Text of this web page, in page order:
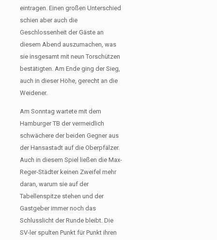
eintragen. Einen großen Unterschied
schien aber auch die
Geschlossenheit der Gäste an
diesem Abend auszumachen, was
sie insgesamt mit neun Torschützen
bestätigten. Am Ende ging der Sieg,
auch in dieser Höhe, gerecht an die
Weidener.
Am Sonntag wartete mit dem
Hamburger TB der vermeidlich
schwächere der beiden Gegner aus
der Hansastadt auf die Oberpfälzer.
Auch in diesem Spiel ließen die Max-
Reger-Städter keinen Zweifel mehr
daran, warum sie auf der
Tabellenspitze stehen und der
Gastgeber immer noch das
Schlusslicht der Runde bleibt. Die
SV-ler spulten Punkt für Punkt ihren